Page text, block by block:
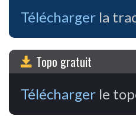
Télécharger la
Topo gratuit
Télécharger le